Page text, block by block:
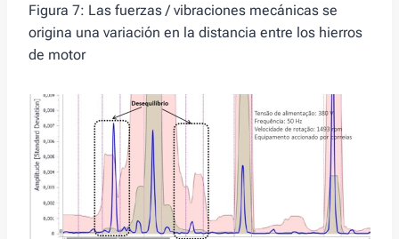
Figura 7: Las fuerzas / vibraciones mecánicas se
origina una variación en la distancia entre los hierros
de motor